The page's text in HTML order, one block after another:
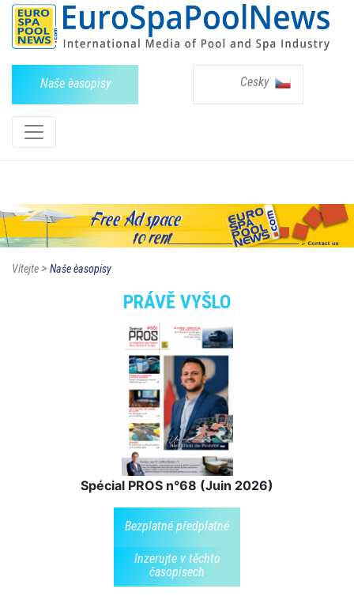
Naše èasopisy Cesky
Vítejte> Naše èasopisy
PRÁVĚ VYŠLO
Spécial PROS n°68 (Juin 2026)
Bezplatné předplatné
Inzerujte v těchto
časopisech